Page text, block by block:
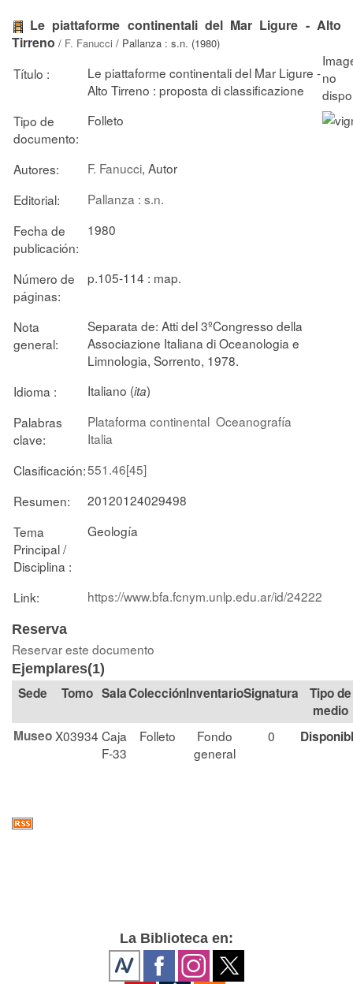
Le piattaforme continentali del Mar Ligure - Alto
Tirreno / F. Fanucci / Pallanza : s.n. (1980)
Título :
Le piattaforme continentali del Mar Ligure -
Alto Tirreno : proposta di classificazione
Tipo de
documento:
Folleto
Autores: F. Fanucci, Autor
Editorial:
Pallanza : s.n.
Fecha de
publicación:
1980
Número de
páginas:
p.105-114 : map.
Nota
general:
Separata de: Atti del 3ºCongresso della
Associazione Italiana di Oceanologia e
Limnologia, Sorrento, 1978.
Idioma :
Italiano (ita)
Palabras
clave:
Plataforma continental Oceanografía
Italia
Clasificación:551.46[45]
Resumen:
20120124029498
Tema
Principal /
Disciplina :
Geología
Link: https://www.bfa.fcnym.unlp.edu.ar/id/24222
Reserva
Reservar este documento
Ejemplares(1)
Tomo SalaColección Signatura
Tipo de
medio
MuseoX03934 Caja
F-33
Folleto
Fondo
general
0
La Biblioteca en: